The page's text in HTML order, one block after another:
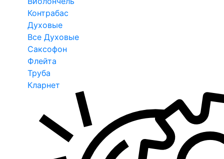
Контрабас
Духовые
Все Духовые
Саксофон
Флейта
Труба
Кларнет